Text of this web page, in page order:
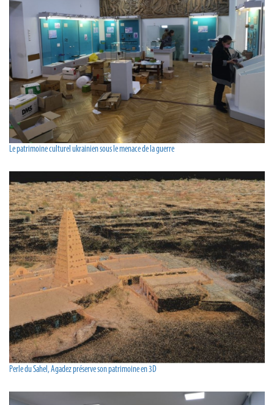
Le patrimoine culturel ukrainien sous le menace de la guerre
Perle du Sahel, Agadez préserve son patrimoine en 3D